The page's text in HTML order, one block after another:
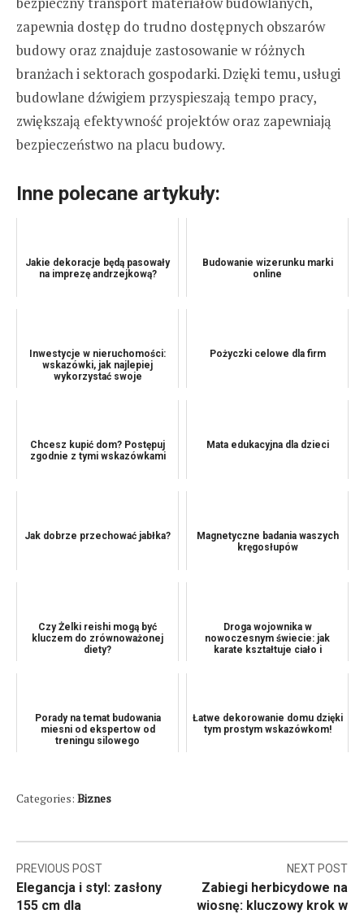
zapewnia dostęp do trudno dostępnych obszarów
budowy oraz znajduje zastosowanie w różnych
branżach i sektorach gospodarki. Dzięki temu, usługi
budowlane dźwigiem przyspieszają tempo pracy,
zwiększają efektywność projektów oraz zapewniają
bezpieczeństwo na placu budowy.
Inne polecane artykuły:
Jakie dekoracje będą pasowały
na imprezę andrzejkową?
Budowanie wizerunku marki
online
Inwestycje w nieruchomości:
wskazówki, jak najlepiej
wykorzystać swoje
Pożyczki celowe dla firm
Chcesz kupić dom? Postępuj
zgodnie z tymi wskazówkami
Mata edukacyjna dla dzieci
Jak dobrze przechować jabłka?
Magnetyczne badania waszych
kręgosłupów
Czy Żelki reishi mogą być
kluczem do zrównoważonej
diety?
Droga wojownika w
nowoczesnym świecie: jak
karate kształtuje ciało i
Porady na temat budowania
miesni od ekspertow od
treningu silowego
Łatwe dekorowanie domu dzięki
tym prostym wskazówkom!
Categories: Biznes
Nawigacja
wpisu
PREVIOUS POST
Elegancja i styl: zasłony
155 cm dla
NEXT POST
Zabiegi herbicydowe na
wiosnę: kluczowy krok w